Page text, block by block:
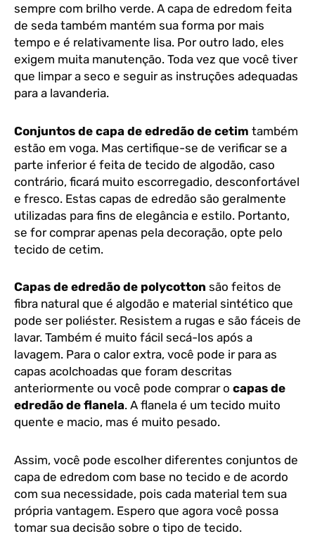
sempre com brilho verde. A capa de edredom feita
de seda também mantém sua forma por mais
tempo e é relativamente lisa. Por outro lado, eles
exigem muita manutenção. Toda vez que você tiver
que limpar a seco e seguir as instruções adequadas
para a lavanderia.
Conjuntos de capa de edredão de cetim também
estão em voga. Mas certifique-se de verificar se a
parte inferior é feita de tecido de algodão, caso
contrário, ficará muito escorregadio, desconfortável
e fresco. Estas capas de edredão são geralmente
utilizadas para fins de elegância e estilo. Portanto,
se for comprar apenas pela decoração, opte pelo
tecido de cetim.
Capas de edredão de polycotton são feitos de
fibra natural que é algodão e material sintético que
pode ser poliéster. Resistem a rugas e são fáceis de
lavar. Também é muito fácil secá-los após a
lavagem. Para o calor extra, você pode ir para as
capas acolchoadas que foram descritas
anteriormente ou você pode comprar o capas de
edredão de flanela. A flanela é um tecido muito
quente e macio, mas é muito pesado.
Assim, você pode escolher diferentes conjuntos de
capa de edredom com base no tecido e de acordo
com sua necessidade, pois cada material tem sua
própria vantagem. Espero que agora você possa
tomar sua decisão sobre o tipo de tecido.